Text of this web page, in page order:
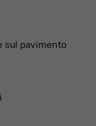
sul pavimento